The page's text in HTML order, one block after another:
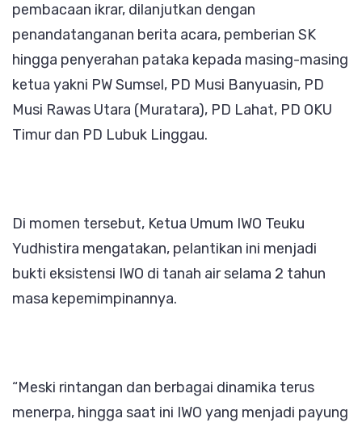
pembacaan ikrar, dilanjutkan dengan
penandatanganan berita acara, pemberian SK
hingga penyerahan pataka kepada masing-masing
ketua yakni PW Sumsel, PD Musi Banyuasin, PD
Musi Rawas Utara (Muratara), PD Lahat, PD OKU
Timur dan PD Lubuk Linggau.
Di momen tersebut, Ketua Umum IWO Teuku
Yudhistira mengatakan, pelantikan ini menjadi
bukti eksistensi IWO di tanah air selama 2 tahun
masa kepemimpinannya.
“Meski rintangan dan berbagai dinamika terus
menerpa, hingga saat ini IWO yang menjadi payung